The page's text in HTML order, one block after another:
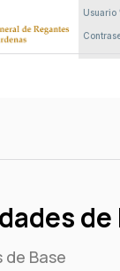
Usuario
de
de Base